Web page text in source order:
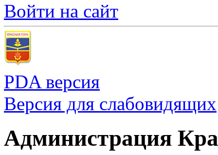
Войти на сайт
PDA версия
Версия для слабовидящих
Администрация